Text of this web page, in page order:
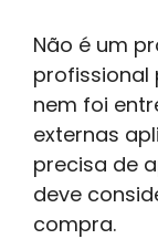
Não é um
profissional
nem foi
externas
precisa de
deve
compra.